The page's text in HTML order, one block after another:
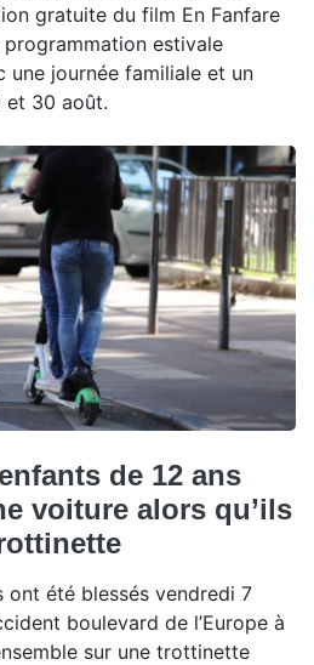
gratuite du film En Fanfare
estivale
une journée familiale et un
et 30 août.
de 12 ans
voiture alors qu’ils
ont été blessés vendredi 7
boulevard de l’Europe à
sur une trottinette